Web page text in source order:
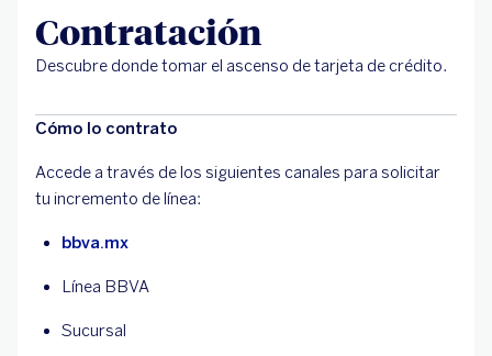
Contratación
Descubre donde tomar el ascenso de tarjeta de crédito.
Cómo lo contrato
Accede a través de los siguientes canales para solicitar
tu incremento de línea:
bbva.mx
Línea BBVA
Sucursal